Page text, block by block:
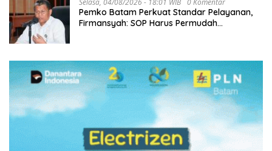
Selasa, 04/08/2026 - 18:01 WIB 0 Komentar
Pemko Batam Perkuat Standar Pelayanan,
Firmansyah: SOP Harus Permudah